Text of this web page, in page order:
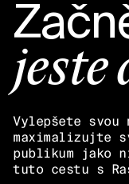
ještě
Vylepšete
maximalizujte
publikum jako
tuto cestu s